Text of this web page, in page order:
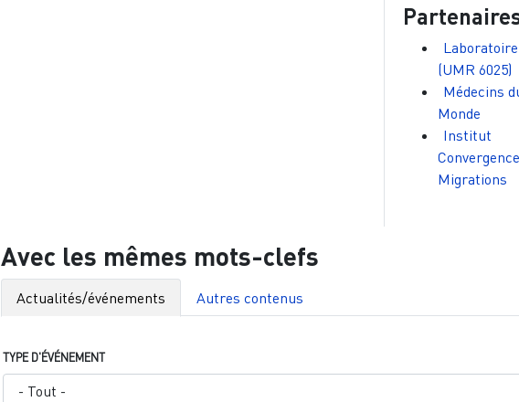
(UMR 6025)
Médecins
Monde
Institut
Convergence
Migrations
Avec les mêmes mots-clefs
Actualités/événements Autres contenus
TYPE D'ÉVÉNEMENT